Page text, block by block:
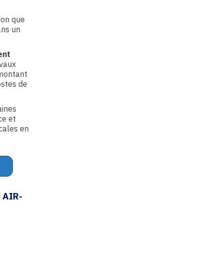
que
un
de
et
en
AIR-